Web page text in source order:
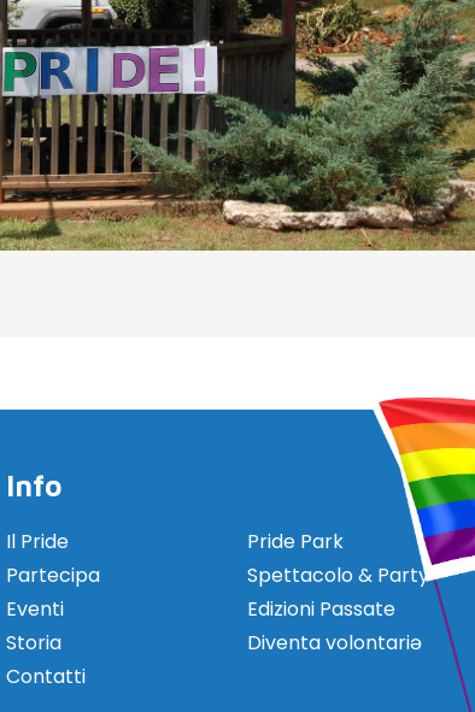
Info
Il Pride
Pride Park
Partecipa
Spettacolo & Party
Eventi
Edizioni Passate
Storia
Diventa volontariə
Contatti